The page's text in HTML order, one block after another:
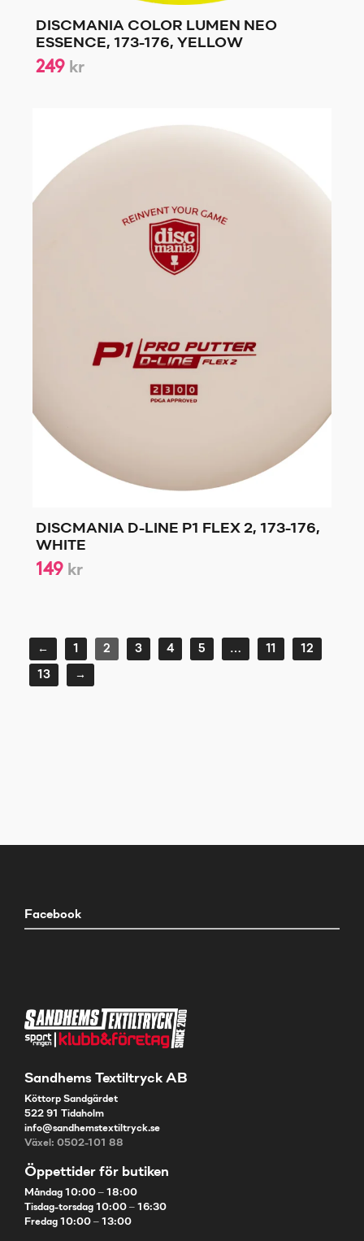
DISCMANIA COLOR LUMEN NEO
ESSENCE, 173-176, YELLOW
249 kr
DISCMANIA D-LINE P1 FLEX 2, 173-176,
WHITE
149 kr
← 1 2 3 4 5 … 11
12
13
→
Facebook
Sandhems Textiltryck AB
Köttorp Sandgärdet
522 91 Tidaholm
info@sandhemstextiltryck.se
Växel: 0502-101 88
Öppettider för butiken
Måndag 10:00 – 18:00
Tisdag-torsdag 10:00 – 16:30
Fredag 10:00 – 13:00